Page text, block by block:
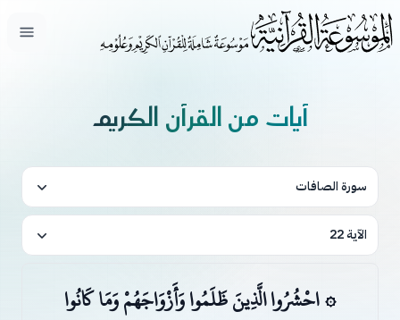
فتح
آيات من القرآن الكريم
سورة الصافات
الآية 22
۞ احْشُرُوا الَّذِينَ ظَلَمُوا وَأَزْوَاجَهُمْ وَمَا كَانُوا